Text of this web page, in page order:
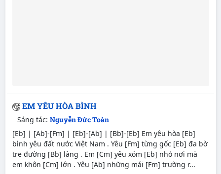
EM YÊU HÒA BÌNH
Sáng tác: Nguyễn Đức Toàn
[Eb] | [Ab]-[Fm] | [Eb]-[Ab] | [Bb]-[Eb] Em yêu hòa [Eb]
bình yêu đất nước Việt Nam . Yêu [Fm] từng gốc [Eb] đa bờ
tre đường [Bb] làng . Em [Cm] yêu xóm [Eb] nhỏ nơi mà
em khôn [Cm] lớn . Yêu [Ab] những mái [Fm] trường r...